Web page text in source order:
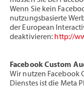
Wenn Sie kein
nutzungsbasierte
der European
deaktivieren: http://
Facebook Custom
Wir nutzen Facebook
Dienstes ist die Meta